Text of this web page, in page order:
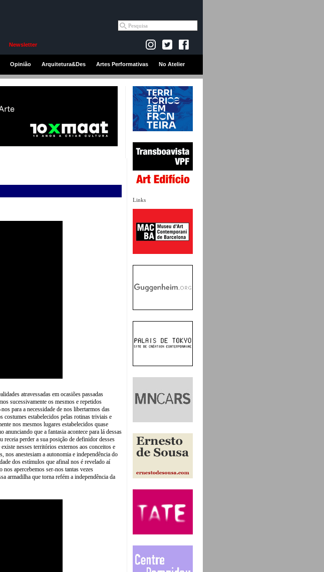
Newsletter
Opinião Arquitetura&Des Artes Performativas No Atelier
Links
atravessadas em ocasiões passadas
sucessivamente os mesmos e repetidos
para a necessidade de nos libertarmos das
estabelecidos pelas rotinas triviais e
nos mesmos lugares estabelecidos quase
que a fantasia acontece para lá dessas
receia perder a sua posição de definidor desses
nesses territórios externos aos conceitos e
nos anestesiam a autonomia e independência do
dos estímulos que afinal nos é revelado aí
apercebemos ser-nos tantas vezes
armadilha que torna refém a independência da